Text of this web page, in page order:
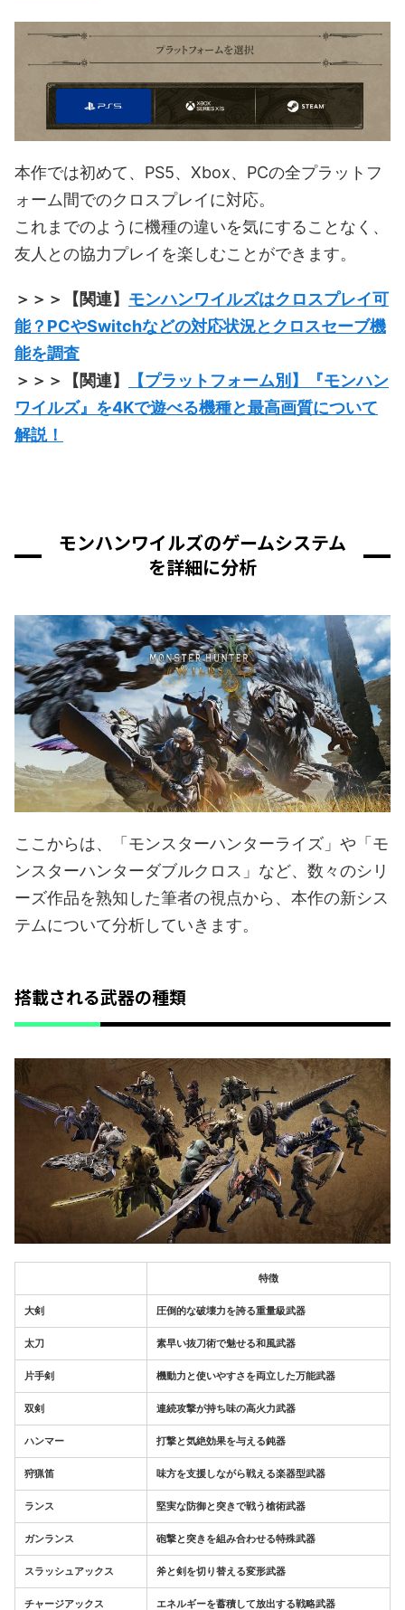
本作では初めて、PS5、Xbox、PCの全プラットフ
ォーム間でのクロスプレイに対応。
これまでのように機種の違いを気にすることなく、
友人との協力プレイを楽しむことができます。
＞＞＞【関連】 モンハンワイルズはクロスプレイ可
能？PCやSwitchなどの対応状況とクロスセーブ機
能を調査
＞＞＞【関連】
【プラットフォーム別】『モンハン
ワイルズ』を4Kで遊べる機種と最高画質について
解説！
モンハンワイルズのゲームシステム
を詳細に分析
ここからは、「モンスターハンターライズ」や「モ
ンスターハンターダブルクロス」など、数々のシリ
ーズ作品を熟知した筆者の視点から、本作の新シス
テムについて分析していきます。
搭載される武器の種類
特徴
大剣 圧倒的な破壊力を誇る重量級武器
太刀 素早い抜刀術で魅せる和風武器
片手剣 機動力と使いやすさを両立した万能武器
双剣 連続攻撃が持ち味の高火力武器
ハンマー 打撃と気絶効果を与える鈍器
狩猟笛 味方を支援しながら戦える楽器型武器
ランス 堅実な防御と突きで戦う槍術武器
ガンランス 砲撃と突きを組み合わせる特殊武器
スラッシュアックス 斧と剣を切り替える変形武器
チャージアックス エネルギーを蓄積して放出する戦略武器